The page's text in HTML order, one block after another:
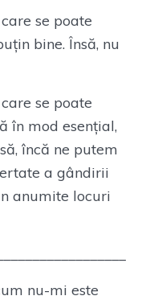
se poate
bine. Însă, nu
se poate
în mod esențial,
încă ne putem
a gândirii
anumite locuri
nu-mi este